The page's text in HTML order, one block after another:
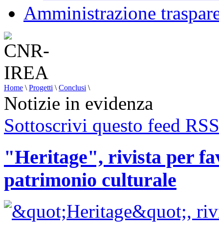
Amministrazione
Home \ Progetti \ Conclusi \
Notizie in evidenza
Sottoscrivi questo feed RSS
"Heritage", rivista per
patrimonio culturale